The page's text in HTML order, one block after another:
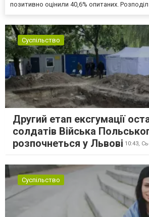
позитивно оцінили 40,6% опитаних.
Суспільство
Другий етап ексгумації
солдатів Війська
розпочнеться у Львові 10:43,
Суспільство